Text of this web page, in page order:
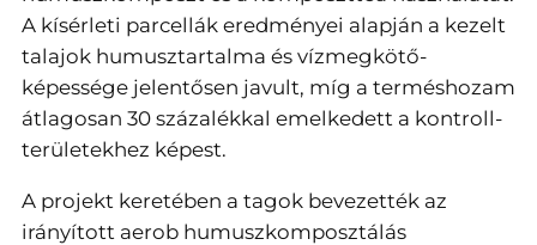
A kísérleti parcellák eredményei alapján a kezelt
talajok humusztartalma és vízmegkötő-
képessége jelentősen javult, míg a terméshozam
átlagosan 30 százalékkal emelkedett a kontroll-
területekhez képest.
A projekt keretében a tagok bevezették az
irányított aerob humuszkomposztálás